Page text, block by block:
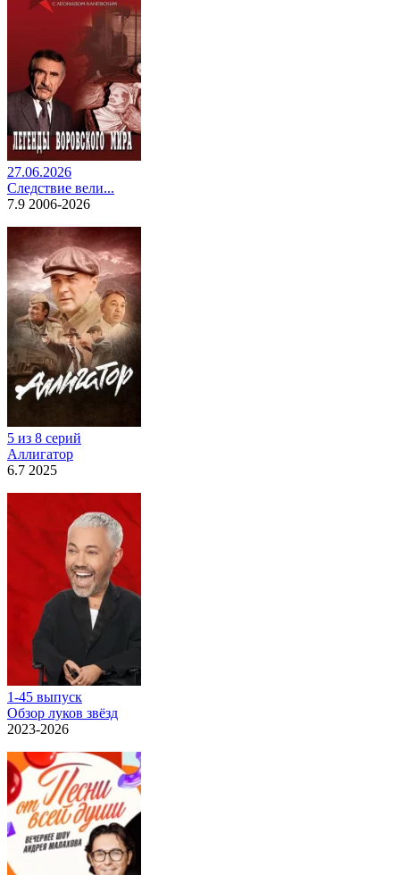
27.06.2026
Следствие вели...
7.9 2006-2026
5 из 8 серий
Аллигатор
6.7 2025
1-45 выпуск
Обзор луков звёзд
2023-2026